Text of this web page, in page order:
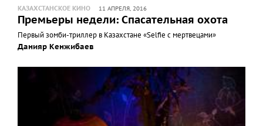
КАЗАХСТАНСКОЕ КИНО 11 АПРЕЛЯ, 2016
Премьеры недели: Спасательная охота
Первый зомби-триллер в Казахстане «Selfie с мертвецами»
Данияр Кенжибаев